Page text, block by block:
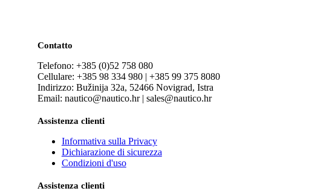
Contatto
Telefono: +385 (0)52 758 080
Cellulare: +385 98 334 980 | +385 99 375 8080
Indirizzo: Bužinija 32a, 52466 Novigrad, Istra
Email: nautico@nautico.hr | sales@nautico.hr
Assistenza clienti
Informativa sulla Privacy
Dichiarazione di sicurezza
Condizioni d'uso
Assistenza clienti